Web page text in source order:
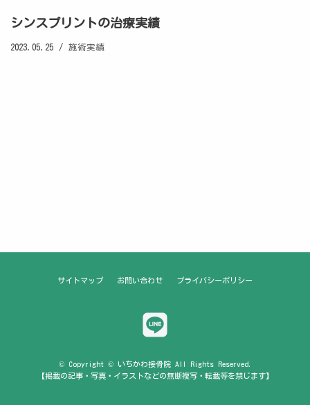
シンスプリントの治療実績
2023.05.25 施術実績
サイトマップ お問い合わせ プライバシーポリシー
© Copyright © いちかわ接骨院 All Rights Reserved.
【掲載の記事・写真・イラストなどの無断複写・転載等を禁じます】